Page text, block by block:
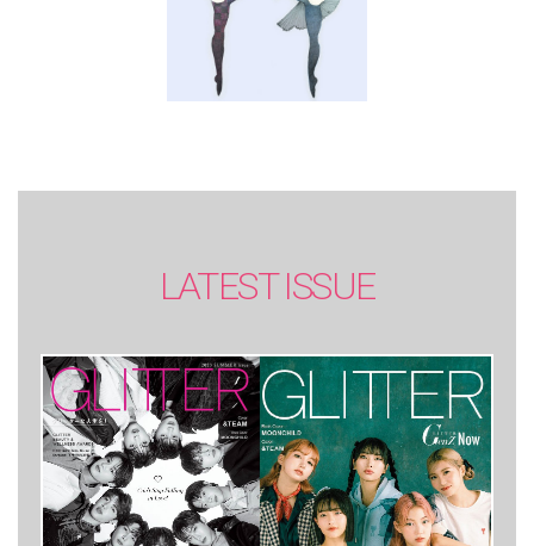
LATEST ISSUE